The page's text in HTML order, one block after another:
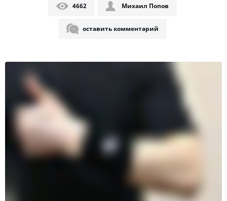
4662 Михаил Попов
оставить комментарий